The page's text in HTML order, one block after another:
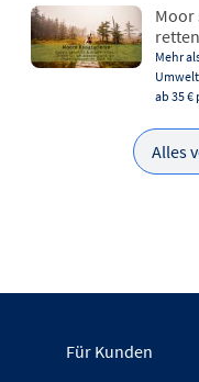
Moor
retten
Mehr
ab 35 €
Alles
Für Kunden